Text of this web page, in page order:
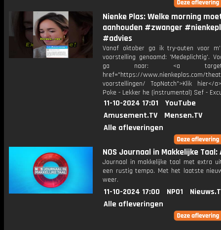
Nienke Plas: Welke morning
aanhouden #zwanger
#advies
Vanaf oktober ga ik try-outen voor
voorstelling genaamd: 'Medeplichtig'.
ga naar: <a
href="https://www.nienkeplas.com/
voorstellingen/ TopNotch">Klik hier</
Poke - Lekker he (instrumental) Sef -
11-10-2024 17:01
YouTube
Amusement.TV
Mensen.TV
Alle afleveringen
NOS Journaal in Makkelijke
Journaal in makkelijke taal met extra
een rustig tempo. Met het laatste
weer.
11-10-2024 17:00 NPO1
Alle afleveringen